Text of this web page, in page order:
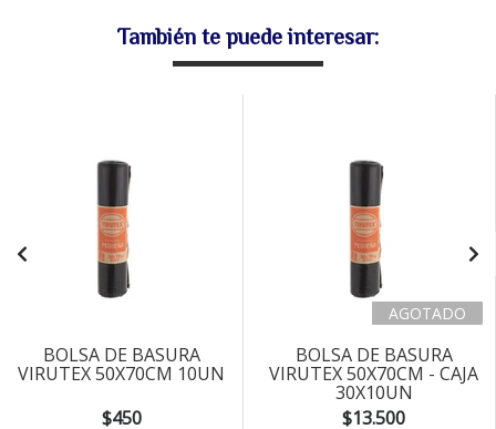
También te puede interesar:
BOLSA DE BASURA
VIRUTEX 50X70CM 10UN
$450
AGOTADO
BOLSA DE BASURA
VIRUTEX 50X70CM - CAJA
30X10UN
$13.500